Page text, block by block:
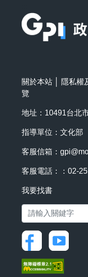
關於本站 隱私權
覽
地址：10491台北
指導單位：文化部
客服信箱：
客服電話：：02-
我要找書